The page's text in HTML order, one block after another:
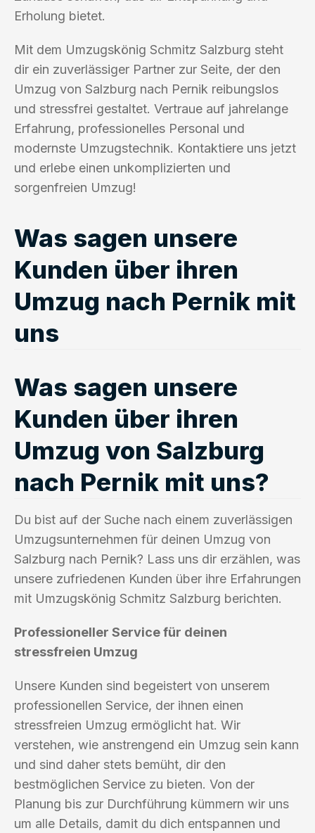
Erholung bietet.
Mit dem Umzugskönig Schmitz Salzburg steht
dir ein zuverlässiger Partner zur Seite, der den
Umzug von Salzburg nach Pernik reibungslos
und stressfrei gestaltet. Vertraue auf jahrelange
Erfahrung, professionelles Personal und
modernste Umzugstechnik. Kontaktiere uns jetzt
und erlebe einen unkomplizierten und
sorgenfreien Umzug!
Was sagen unsere
Kunden über ihren
Umzug nach Pernik mit
uns
Was sagen unsere
Kunden über ihren
Umzug von Salzburg
nach Pernik mit uns?
Du bist auf der Suche nach einem zuverlässigen
Umzugsunternehmen für deinen Umzug von
Salzburg nach Pernik? Lass uns dir erzählen, was
unsere zufriedenen Kunden über ihre Erfahrungen
mit Umzugskönig Schmitz Salzburg berichten.
Professioneller Service für deinen
stressfreien Umzug
Unsere Kunden sind begeistert von unserem
professionellen Service, der ihnen einen
stressfreien Umzug ermöglicht hat. Wir
verstehen, wie anstrengend ein Umzug sein kann
und sind daher stets bemüht, dir den
bestmöglichen Service zu bieten. Von der
Planung bis zur Durchführung kümmern wir uns
um alle Details, damit du dich entspannen und